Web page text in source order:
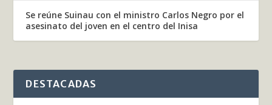
Se reúne Suinau con el ministro Carlos Negro por el
asesinato del joven en el centro del Inisa
DESTACADAS